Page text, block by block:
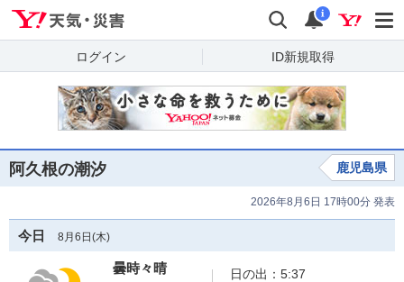
検索 通知
i
ログイン ID新規取得
阿久根の潮汐 鹿児島県
2026年8月6日 17時00分 発表
今日 8月6日(木)
曇時々晴
日の出：5:37